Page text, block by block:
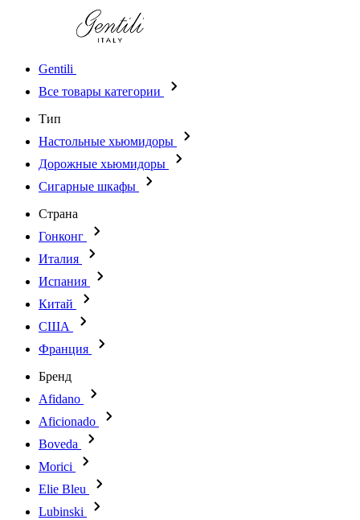
Gentili
Все товары категории
Тип
Настольные хьюмидоры
Дорожные хьюмидоры
Сигарные шкафы
Страна
Гонконг
Италия
Испания
Китай
США
Франция
Бренд
Afidano
Aficionado
Boveda
Morici
Elie Bleu
Lubinski